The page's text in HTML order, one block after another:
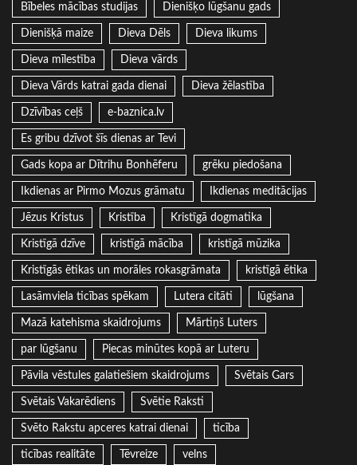
Bībeles mācības studijas Dienišķo lūgšanu gads
Dienišķā maize Dieva Dēls Dieva likums
Dieva mīlestība Dieva vārds
Dieva Vārds katrai gada dienai Dieva žēlastība
Dzīvības ceļš e-baznica.lv
Es gribu dzīvot šīs dienas ar Tevi
Gads kopa ar Dītrihu Bonhēferu grēku piedošana
Ikdienas ar Pirmo Mozus grāmatu Ikdienas meditācijas
Jēzus Kristus Kristība Kristīgā dogmatika
Kristīgā dzīve kristīgā mācība kristīgā mūzika
Kristīgās ētikas un morāles rokasgrāmata kristīgā ētika
Lasāmviela ticības spēkam Lutera citāti lūgšana
Mazā katehisma skaidrojums Mārtiņš Luters
par lūgšanu Piecas minūtes kopā ar Luteru
Pāvila vēstules galatiešiem skaidrojums Svētais Gars
Svētais Vakarēdiens Svētie Raksti
Svēto Rakstu apceres katrai dienai ticība
ticības realitāte Tēvreize velns